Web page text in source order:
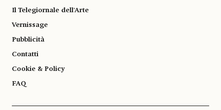
Il Telegiornale dell'Arte
Vernissage
Pubblicità
Contatti
Cookie & Policy
FAQ